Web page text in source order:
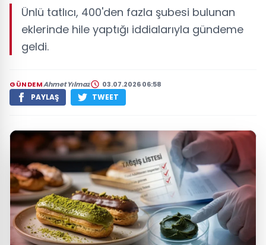
Ünlü tatlıcı, 400'den fazla şubesi bulunan
eklerinde hile yaptığı iddialarıyla gündeme
geldi.
GÜNDEMAhmet Yılmaz 03.07.2026 06:58
PAYLAŞ TWEET